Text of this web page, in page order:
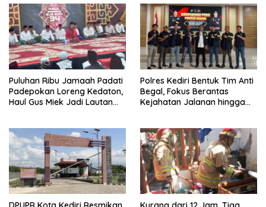
Puluhan Ribu Jamaah Padati
Padepokan Loreng Kedaton,
Haul Gus Miek Jadi Lautan
Polres Kediri Bentuk Tim Anti
Begal, Fokus Berantas
Kejahatan Jalanan hingga